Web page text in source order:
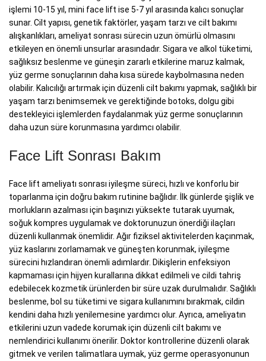
işlemi 10-15 yıl, mini face lift ise 5-7 yıl arasında kalıcı sonuçlar
sunar. Cilt yapısı, genetik faktörler, yaşam tarzı ve cilt bakımı
alışkanlıkları, ameliyat sonrası sürecin uzun ömürlü olmasını
etkileyen en önemli unsurlar arasındadır. Sigara ve alkol tüketimi,
sağlıksız beslenme ve güneşin zararlı etkilerine maruz kalmak,
yüz germe sonuçlarının daha kısa sürede kaybolmasına neden
olabilir. Kalıcılığı artırmak için düzenli cilt bakımı yapmak, sağlıklı bir
yaşam tarzı benimsemek ve gerektiğinde botoks, dolgu gibi
destekleyici işlemlerden faydalanmak yüz germe sonuçlarının
daha uzun süre korunmasına yardımcı olabilir.
Face Lift Sonrası Bakım
Face lift ameliyatı sonrası iyileşme süreci, hızlı ve konforlu bir
toparlanma için doğru bakım rutinine bağlıdır. İlk günlerde şişlik ve
morlukların azalması için başınızı yüksekte tutarak uyumak,
soğuk kompres uygulamak ve doktorunuzun önerdiği ilaçları
düzenli kullanmak önemlidir. Ağır fiziksel aktivitelerden kaçınmak,
yüz kaslarını zorlamamak ve güneşten korunmak, iyileşme
sürecini hızlandıran önemli adımlardır. Dikişlerin enfeksiyon
kapmaması için hijyen kurallarına dikkat edilmeli ve cildi tahriş
edebilecek kozmetik ürünlerden bir süre uzak durulmalıdır. Sağlıklı
beslenme, bol su tüketimi ve sigara kullanımını bırakmak, cildin
kendini daha hızlı yenilemesine yardımcı olur. Ayrıca, ameliyatın
etkilerini uzun vadede korumak için düzenli cilt bakımı ve
nemlendirici kullanımı önerilir. Doktor kontrollerine düzenli olarak
gitmek ve verilen talimatlara uymak, yüz germe operasyonunun